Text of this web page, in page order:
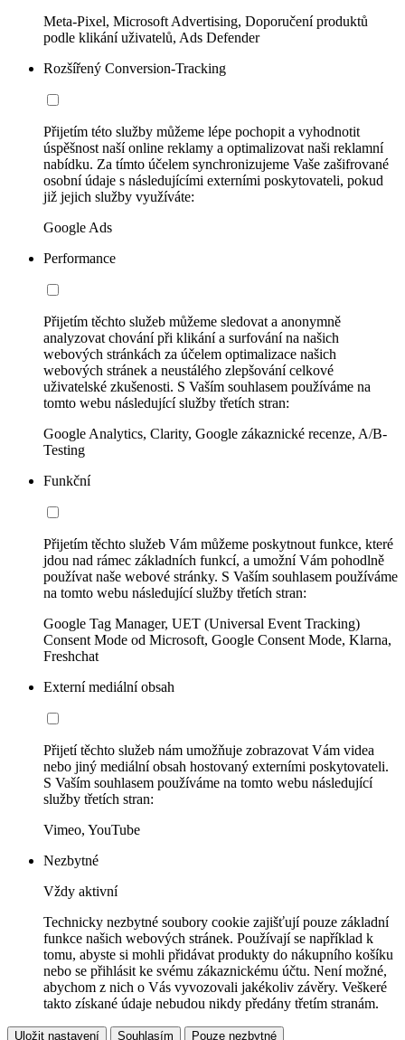
Meta-Pixel, Microsoft Advertising, Doporučení produktů
podle klikání uživatelů, Ads Defender
Rozšířený Conversion-Tracking
Přijetím této služby můžeme lépe pochopit a vyhodnotit
úspěšnost naší online reklamy a optimalizovat naši reklamní
nabídku. Za tímto účelem synchronizujeme Vaše zašifrované
osobní údaje s následujícími externími poskytovateli, pokud
již jejich služby využíváte:
Google Ads
Performance
Přijetím těchto služeb můžeme sledovat a anonymně
analyzovat chování při klikání a surfování na našich
webových stránkách za účelem optimalizace našich
webových stránek a neustálého zlepšování celkové
uživatelské zkušenosti. S Vaším souhlasem používáme na
tomto webu následující služby třetích stran:
Google Analytics, Clarity, Google zákaznické recenze, A/B-
Testing
Funkční
Přijetím těchto služeb Vám můžeme poskytnout funkce, které
jdou nad rámec základních funkcí, a umožní Vám pohodlně
používat naše webové stránky. S Vaším souhlasem používáme
na tomto webu následující služby třetích stran:
Google Tag Manager, UET (Universal Event Tracking)
Consent Mode od Microsoft, Google Consent Mode, Klarna,
Freshchat
Externí mediální obsah
Přijetí těchto služeb nám umožňuje zobrazovat Vám videa
nebo jiný mediální obsah hostovaný externími poskytovateli.
S Vaším souhlasem používáme na tomto webu následující
služby třetích stran:
Vimeo, YouTube
Nezbytné
Vždy aktivní
Technicky nezbytné soubory cookie zajišťují pouze základní
funkce našich webových stránek. Používají se například k
tomu, abyste si mohli přidávat produkty do nákupního košíku
nebo se přihlásit ke svému zákaznickému účtu. Není možné,
abychom z nich o Vás vyvozovali jakékoliv závěry. Veškeré
takto získané údaje nebudou nikdy předány třetím stranám.
Uložit nastavení Souhlasím Pouze nezbytné